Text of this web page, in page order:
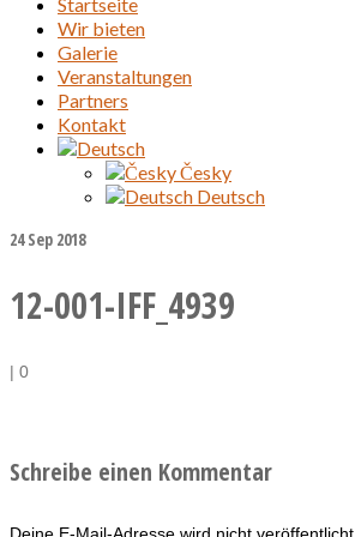
Wir bieten
Galerie
Veranstaltungen
Partners
Kontakt
Česky
Deutsch
24Sep 2018
12-001-IFF_4939
| 0
Schreibe einen Kommentar
Deine E-Mail-Adresse wird nicht veröffentlicht.